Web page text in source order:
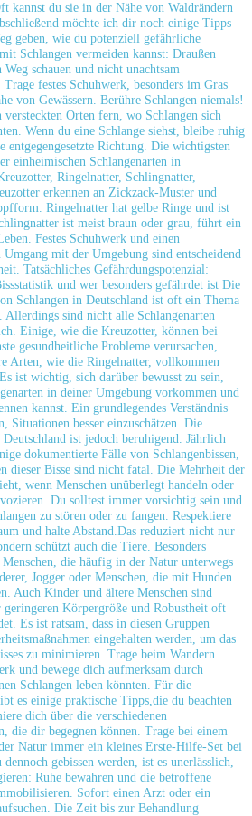
kannst du sie in der Nähe von Waldrändern
möchte ich dir noch einige​ Tipps
geben, wie du potenziell ⁢gefährliche
Schlangen vermeiden ​kannst: Draußen​
schauen und ⁤nicht unachtsam
festes Schuhwerk, besonders im Gras
von Gewässern. Berühre Schlangen niemals!
Orten fern, wo‌ Schlangen sich
Wenn du eine Schlange siehst, bleibe ​ruhig
entgegengesetzte Richtung. Die‍ wichtigsten
einheimischen ⁢Schlangenarten in
Ringelnatter, Schlingnatter,
erkennen an Zickzack-Muster und​
Ringelnatter hat ‌gelbe Ringe und ist
ist meist braun oder grau,⁤ führt ein
Festes Schuhwerk​ und einen
Umgang ​mit der‌ Umgebung sind entscheidend
Tatsächliches Gefährdungspotenzial:
und wer besonders‍ gefährdet ist Die‌
Schlangen⁤ in Deutschland ist oft ​ein Thema
Allerdings ⁣sind nicht alle Schlangenarten⁢
‌Einige, wie die Kreuzotter, können bei
gesundheitliche ⁢Probleme verursachen,
Arten, wie die Ringelnatter, vollkommen
ist wichtig, ⁤sich darüber‌ bewusst zu sein,⁣
in​ deiner Umgebung vorkommen und
kannst. Ein grundlegendes ‍Verständnis
Situationen besser einzuschätzen. Die
ist jedoch beruhigend. Jährlich
dokumentierte Fälle⁤ von Schlangenbissen,
dieser Bisse sind ⁣nicht fatal. Die Mehrheit der
wenn Menschen unüberlegt handeln oder
Du‍ solltest immer vorsichtig⁣ sein und
zu stören oder zu fangen. Respektiere
und halte ⁤Abstand.Das reduziert nicht nur
schützt auch die Tiere. Besonders
die häufig⁣ in der Natur unterwegs
Jogger oder Menschen, die ⁣mit Hunden
⁤Auch Kinder und ältere Menschen sind
Körpergröße und Robustheit oft
Es ist ratsam, dass⁢ in⁣ diesen Gruppen
eingehalten werden,‌ um das
zu minimieren.⁣ Trage beim‍ Wandern
und⁤ bewege dich aufmerksam durch
Schlangen leben⁢ könnten. Für die
⁣es einige ‍praktische Tipps,die du‌ beachten
​dich über die verschiedenen
die ​dir begegnen können. Trage ‍bei ⁤einem
Natur immer ⁢ein kleines Erste-Hilfe-Set ⁢bei
​gebissen werden, ist​ es unerlässlich,
Ruhe bewahren und die betroffene
Sofort einen Arzt oder‌ ein
Die Zeit bis zur Behandlung